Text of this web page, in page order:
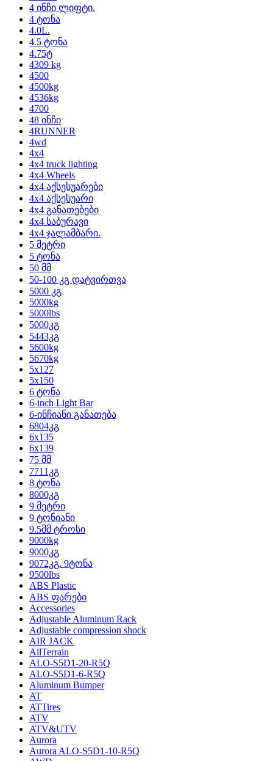
4 ინჩი ლიფტი.
4 ტონა
4.0L.
4.5 ტონა
4.75ტ
4309 kg
4500
4500kg
4536kg
4700
48 ინჩი
4RUNNER
4wd
4x4
4x4 truck lighting
4x4 Wheels
4x4 აქსესუარები
4x4 აქსესუარი
4x4 განათებები
4x4 საბურავი
4x4 ჯალამბარი.
5 მეტრი
5 ტონა
50 მმ
50-100 კგ დატვირთვა
5000 კგ
5000kg
5000lbs
5000კგ
5443კგ
5600kg
5670kg
5x127
5x150
6 ტონა
6-inch Light Bar
6-ინჩიანი განათება
6804კგ
6x135
6x139
75 მმ
7711კგ
8 ტონა
8000კგ
9 მეტრი
9 ტონიანი
9.5მმ ტროსი
9000kg
9000კგ
9072კგ. 9ტონა
9500lbs
ABS Plastic
ABS ფარები
Accessories
Adjustable Aluminum Rack
Adjustable compression shock
AIR JACK
AllTerrain
ALO-S5D1-20-R5Q
ALO-S5D1-6-R5Q
Aluminum Bumper
AT
ATTires
ATV
ATV&UTV
Aurora
Aurora ALO-S5D1-10-R5Q